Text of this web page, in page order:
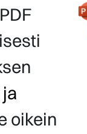
oikein